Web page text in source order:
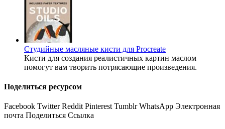
Студийные масляные кисти для Procreate
Кисти для создания реалистичных картин маслом
помогут вам творить потрясающие произведения.
Поделиться ресурсом
Facebook Twitter Reddit Pinterest Tumblr WhatsApp Электронная
почта Поделиться Ссылка